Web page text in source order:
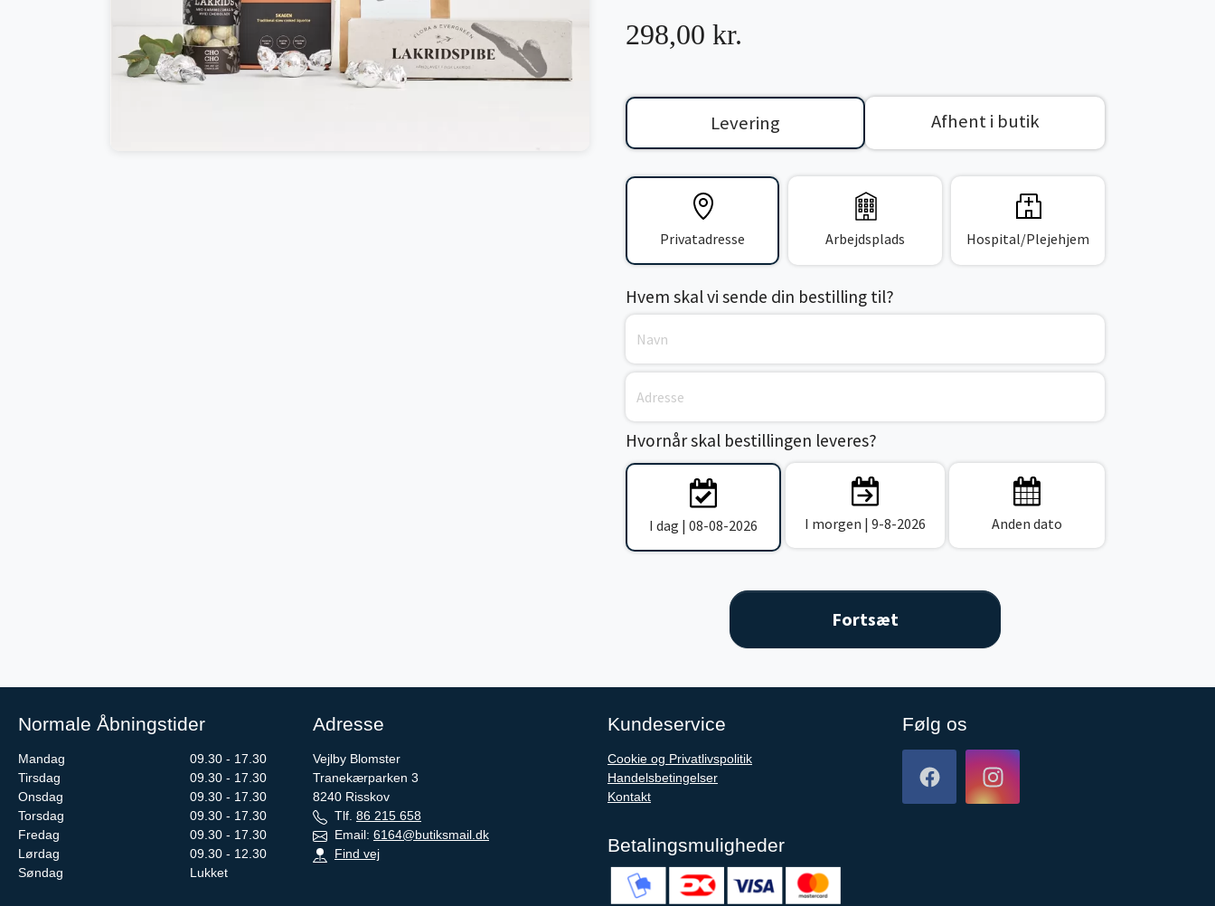
298,00 kr.
Levering Afhent i butik
Privatadresse Arbejdsplads Hospital/Plejehjem
Hvem skal vi sende din bestilling til?
Hvornår skal bestillingen leveres?
I dag | 08-08-2026 I morgen | 9-8-2026 Anden dato
Normale Åbningstider
Mandag
09.30 - 17.30
Tirsdag
09.30 - 17.30
Onsdag
09.30 - 17.30
Torsdag
09.30 - 17.30
Fredag
09.30 - 17.30
Lørdag
09.30 - 12.30
Søndag
Lukket
Adresse
Vejlby Blomster
Tranekærparken 3
8240 Risskov
Tlf. 86 215 658
Email: 6164@butiksmail.dk
Find vej
Kundeservice
Cookie og Privatlivspolitik
Handelsbetingelser
Kontakt
Betalingsmuligheder
Følg os